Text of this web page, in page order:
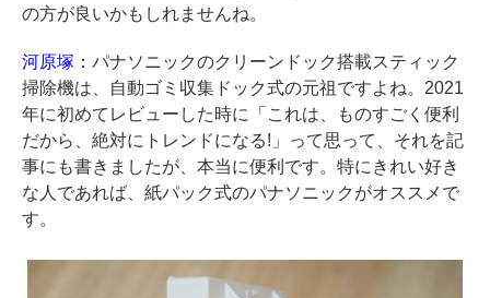
の方が良いかもしれませんね。
河原塚： パナソニックのクリーンドック搭載スティック
掃除機は、自動ゴミ収集ドック式の元祖ですよね。2021
年に初めてレビューした時に「これは、ものすごく便利
だから、絶対にトレンドになる!」って思って、それを記
事にも書きましたが、本当に便利です。特にきれい好き
な人であれば、紙パック式のパナソニックがオススメで
す。